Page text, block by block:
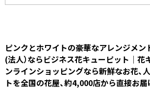
ピンクとホワイトの豪華なアレンジメン
(法人）ならビジネス花キューピット｜花
ンラインショッピングなら新鮮なお花、
トを全国の花屋、約4,000店から直接お届